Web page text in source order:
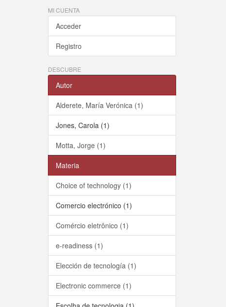
MI CUENTA
Acceder
Registro
DESCUBRE
Autor
Alderete, María Verónica (1)
Jones, Carola (1)
Motta, Jorge (1)
Materia
Choice of technology (1)
Comercio electrónico (1)
Comércio eletrônico (1)
e-readiness (1)
Elección de tecnología (1)
Electronic commerce (1)